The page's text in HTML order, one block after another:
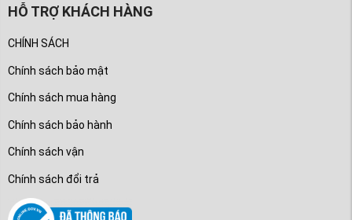
HỖ TRỢ KHÁCH HÀNG
CHÍNH SÁCH
Chính sách bảo mật
Chính sách mua hàng
Chính sách bảo hành
Chính sách vận
Chính sách đổi trả